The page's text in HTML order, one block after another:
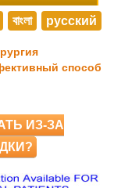
বাংলা русский
способ
ИЗ-ЗА